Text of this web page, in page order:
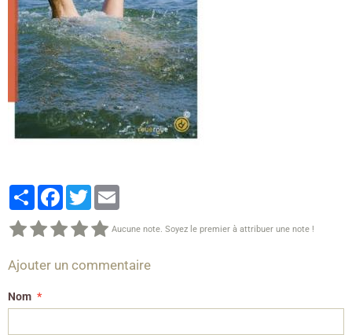
PartagerFacebook
Twitter
Aucune note. Soyez le premier à attribuer une note !
Ajouter un commentaire
Nom